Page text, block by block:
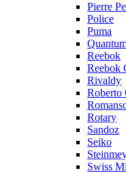
Pierre
Police
Puma
Reebok
Reebok
Rivaldy
Roberto
Rotary
Sandoz
Seiko
Swiss